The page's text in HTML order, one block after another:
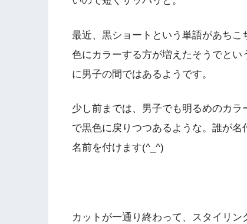
最近、黒ショートという単語があち
色にカラーする方が増えたそうでと
に男子の間ではあるようです。
少し前までは、男子でも明るめのカ
で黒色に戻りつつあるような。誰が
名前を付けます(^_^)
カットが一通り終わって、スタイリン